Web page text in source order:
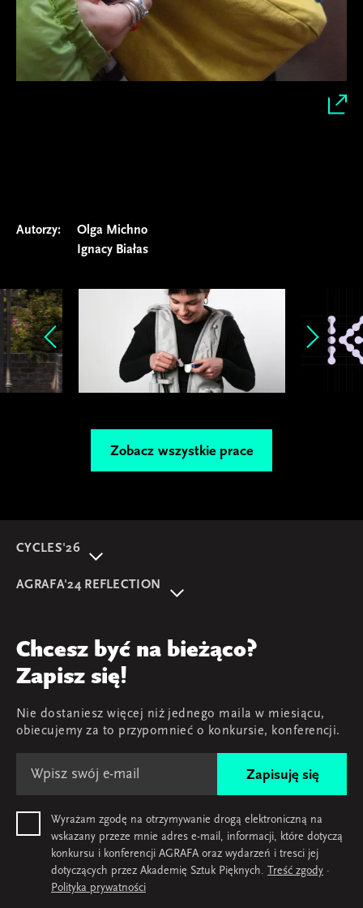
Autorzy:
Olga Michno
Ignacy Białas
Zobacz wszystkie prace
CYCLES'26
Przegląd
Young AGRAFA
Mapa i kontakt
AGRAFA'24 REFLECTION
AGRAFA'19. Opportunities
Chcesz być na bieżąco?
Zapisz się!
Nie dostaniesz więcej niż jednego maila w miesiącu,
obiecujemy za to przypomnieć o konkursie, konferencji.
Zapisuję się
Wyrażam zgodę na otrzymywanie drogą elektroniczną na
wskazany przeze mnie adres e-mail, informacji, które dotyczą
konkursu i konferencji AGRAFA oraz wydarzeń i tresci jej
dotyczących przez Akademię Sztuk Pięknych.
Treść zgody ·
Polityka prywatności